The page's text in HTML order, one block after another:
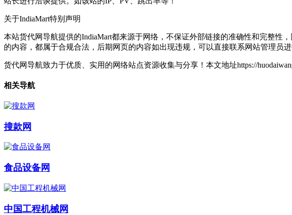
关于IndiaMart特别声明
本站货代网导航提供的IndiaMart都来源于网络，不保证外部链接的准确性和完整性
的内容，都属于合规合法，后期网页的内容如出现违规，可以直接联系网站管理员
货代网导航致力于优质、实用的网络站点资源收集与分享！ 本文地址https://
相关导航
搜款网
食品设备网
中国工程机械网